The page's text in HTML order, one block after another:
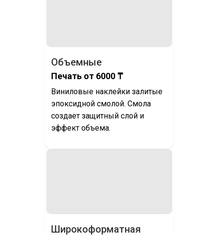
Объемные
Печать от 6000 ₸
Виниловые наклейки залитые
эпоксидной смолой. Смола
создает защитный слой и
эффект объема.
Широкоформатная